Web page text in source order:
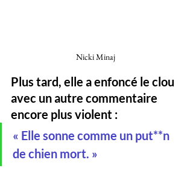
Nicki Minaj
Plus tard, elle a enfoncé le clou
avec un autre commentaire
encore plus violent :
« Elle sonne comme un put**n
de chien mort. »